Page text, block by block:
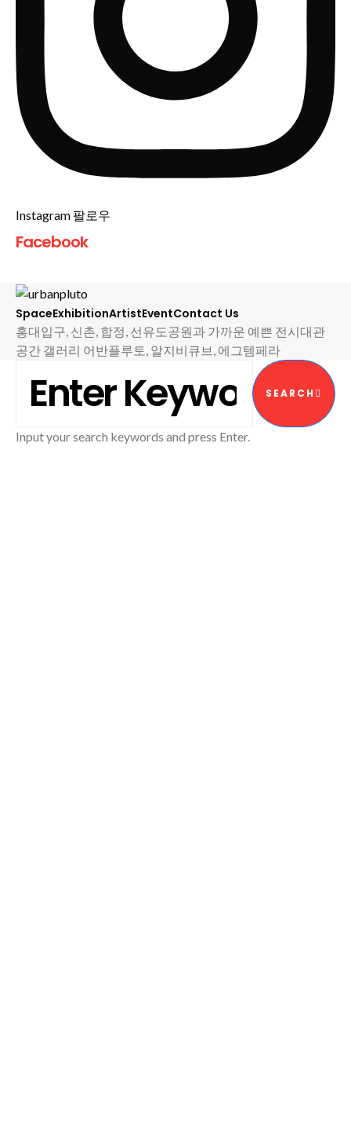
Instagram 팔로우
Facebook
SpaceExhibitionArtistEventContact Us
홍대입구, 신촌, 합정, 선유도공원과 가까운 예쁜 전시대관
공간 갤러리 어반플루토, 알지비큐브, 에그템페라
SEARCH
Input your search keywords and press Enter.